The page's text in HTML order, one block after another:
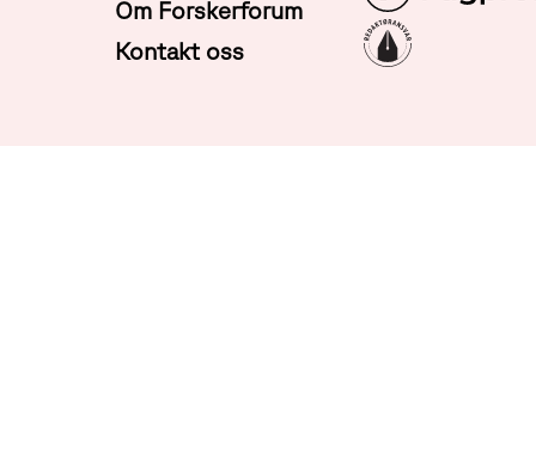
Om Forskerforum
Kontakt oss